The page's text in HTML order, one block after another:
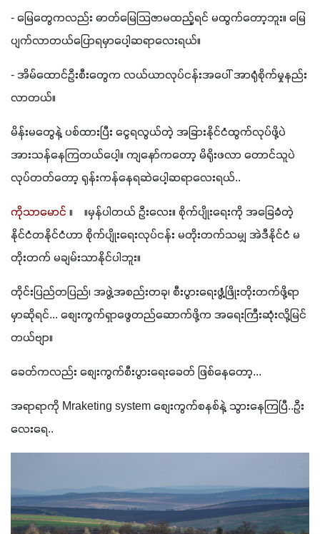
- မြေတွေကလည်း ဓာတ်မြေသြဇာမထည့်ရင် မထွက်တော့ဘူး။ မြေ
ပျက်လာတယ်ပြောရမှာပေါ့ဆရာလေးရယ်။
- အိမ်ထောင်ဦးစီးတွေက လယ်ယာလုပ်ငန်းအပေါ် အာရုံစိုက်မှုနည်း
လာတယ်။
မိန်းမတွေနဲ့ ပစ်ထားပြီး ငွေရလွယ်တဲ့ အခြားနိုင်ငံထွက်လုပ်ဖို့ပဲ
အားသန်နေကြတယ်ပေါ့။ ကျနော်ကတော့ မိရိုးဖလာ တောင်သူပဲ
လုပ်တတ်တော့ ရုန်းကန်နေရဆဲပေါ့ဆရာလေးရယ်..
ကိုသာမောင် ။    ။မှန်ပါတယ် ဦးလေး။ စိုက်ပျိုးရေးကို အခြေခံတဲ့
နိုင်ငံတနိုင်ငံဟာ စိုက်ပျိုးရေးလုပ်ငန်း မတိုးတက်သမျှ အဲဒီနိုင်ငံ မ
တိုးတက် မချမ်းသာနိုင်ပါဘူး။
တိုင်းပြည်တပြည်၊ အဖွဲ့အစည်းတခု၊ စီးပွားရေးဖွံ့ဖြိုးတိုးတက်ဖို့ရာ
မှာဆိုရင်... စျေးကွက်ရှာဖွေတည်ဆောက်ဖို့က အရေးကြီးဆုံးလို့မြင်
တယ်ဗျာ။
ခေတ်ကလည်း စျေးကွက်စီးပွားရေးခေတ် ဖြစ်နေတော့...
အရာရာကို Mraketing system စျေးကွက်စနစ်နဲ့ သွားနေကြပြီ..ဦး
လေးရေ..